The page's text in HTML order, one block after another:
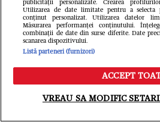
Meniu Caută
publicității personalizate. Crearea
Utilizarea de date limitate pentru a selecta
conținut personalizat. Utilizarea datelor
Măsurarea performanței conținutului.
combinații de date din surse diferite. Date
scanarea dispozitivului.
Listă parteneri (furnizori)
ACCEPT
VREAU SA MODIFIC